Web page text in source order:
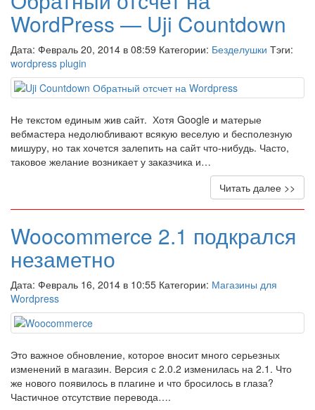
WordPress — Uji Countdown
Дата: Февраль 20, 2014 в 08:59 Категории: Безделушки Тэги:
wordpress plugin
Не текстом единым жив сайт. Хотя Google и матерые
вебмастера недолюбливают всякую веселую и бесполезную
мишуру, но так хочется залепить на сайт что-нибудь. Часто,
таковое желание возникает у заказчика и…
Читать далее >>
Woocommerce 2.1 подкрался
незаметно
Дата: Февраль 16, 2014 в 10:55 Категории: Магазины для
Wordpress
Это важное обновление, которое вносит много серьезных
изменений в магазин. Версия с 2.0.2 изменилась на 2.1. Что
же нового появилось в плагине и что бросилось в глаза?
Частичное отсутствие перевода….